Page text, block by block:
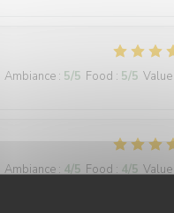
Ambiance : 5/5 Food : 5/5 Value
Ambiance : 4/5 Food : 4/5 Value